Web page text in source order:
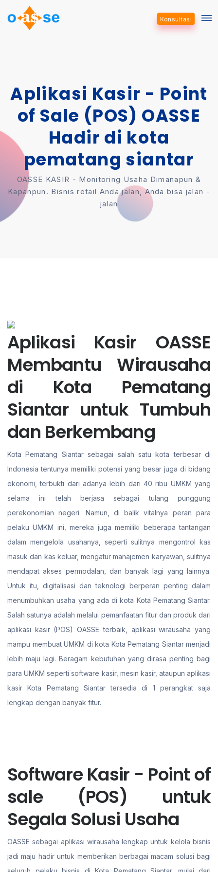
Konsultasi
Aplikasi Kasir - Point
of Sale (POS) OASSE
Hadir di kota
pematang siantar
OASSE KASIR - Monitoring Usaha Dimanapun &
Kapanpun. Bisnis retail Anda jalan, Anda bisa jalan -
jalan
Aplikasi Kasir OASSE
Membantu Wirausaha
di Kota Pematang
Siantar untuk Tumbuh
dan Berkembang
Kota Pematang Siantar sebagai salah satu kota terbesar di
Indonesia tentunya memiliki potensi yang besar juga di bidang
ekonomi, terbukti dari adanya lebih dari 40 ribu UMKM yang
selama ini telah berjasa sebagai tulang punggung
perekonomian negeri. Namun, di balik vitalnya peran para
pelaku UMKM ini, mereka juga memiliki beberapa tantangan
dalam mengelola usahanya, seperti sulitnya mengontrol kas
masuk dan kas keluar, mengatur manajemen karyawan, sulitnya
mendapat akses permodalan, dan banyak lagi yang lainnya.
Untuk itu, digitalisasi dan teknologi berperan penting dalam
menumbuhkan usaha yang ada di kota Kota Pematang Siantar.
Salah satunya adalah melalui pemanfaatan fitur dan produk dari
aplikasi kasir (POS) OASSE terbaik, aplikasi wirausaha yang
mampu membuat UMKM di kota Kota Pematang Siantar menjadi
lebih maju lagi. Beragam kebutuhan yang dirasa penting bagi
para UMKM seperti software kasir, mesin kasir, ataupun aplikasi
kasir Kota Pematang Siantar tersedia di 1 perangkat saja
lengkap dengan banyak fitur.
Software Kasir - Point of
sale (POS) untuk
Segala Solusi Usaha
OASSE sebagai aplikasi wirausaha lengkap untuk kelola bisnis
jadi maju hadir untuk memberikan berbagai macam solusi bagi